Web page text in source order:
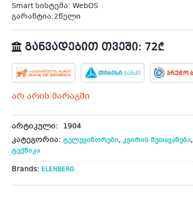
Smart სისტემა: WebOS
გარანტია:2წელი
განვადებით თვეში: 72₾
არ არის მარაგში
არტიკული: 1904
კატეგორია: ტელევიზორები, კვირის შეთავაზება,
ტექნიკა
Brands: ELENBERG